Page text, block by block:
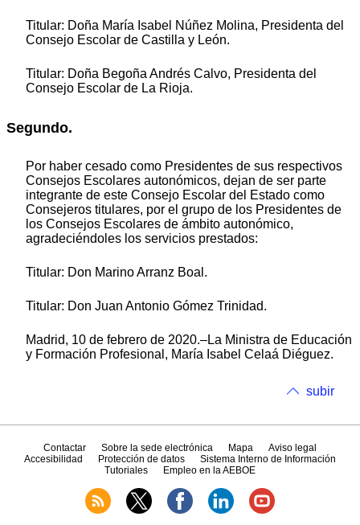
Titular: Doña María Isabel Núñez Molina, Presidenta del
Consejo Escolar de Castilla y León.
Titular: Doña Begoña Andrés Calvo, Presidenta del
Consejo Escolar de La Rioja.
Segundo.
Por haber cesado como Presidentes de sus respectivos
Consejos Escolares autonómicos, dejan de ser parte
integrante de este Consejo Escolar del Estado como
Consejeros titulares, por el grupo de los Presidentes de
los Consejos Escolares de ámbito autonómico,
agradeciéndoles los servicios prestados:
Titular: Don Marino Arranz Boal.
Titular: Don Juan Antonio Gómez Trinidad.
Madrid, 10 de febrero de 2020.–La Ministra de Educación
y Formación Profesional, María Isabel Celaá Diéguez.
subir
Contactar Sobre la sede electrónica Mapa
Aviso legal
Accesibilidad
Protección de datos
Sistema Interno de Información
Tutoriales
Empleo en la AEBOE